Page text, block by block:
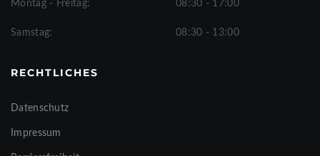
Montag - Freitag: 08:30 - 17:00
Samstag: 08:30 - 13:00
RECHTLICHES
Datenschutz
Impressum